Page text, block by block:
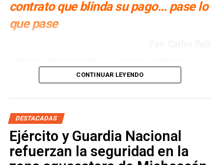
contrato que blinda su pago… pase lo
que pase
ha tenido San Luis Potosí con la Presa El Realito, un
proyecto diseñado para surtir de agua a alrededor de 46
colonias de la Zona Metropolitana potosina, pero que tan
ocasiones. Múltiples veces se ha propuesto retirarle la
concesión a la empresa operadora, la cual tiene a
personajes muy poderosos detrás.
CONTINUAR LEYENDO
DESTACADAS
Ejército y Guardia Nacional
refuerzan la seguridad en la